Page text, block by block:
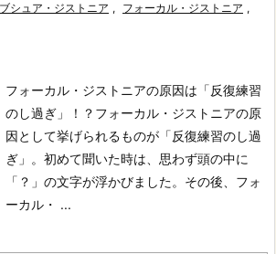
シュア・ジストニア , フォーカル・ジストニア ,
フォーカル・ジストニアの原因は「反復練習
のし過ぎ」！？ フォーカル・ジストニアの原
因として挙げられるものが「反復練習のし過
ぎ」。 初めて聞いた時は、思わず頭の中に
「？」の文字が浮かびました。 その後、フォ
ーカル・ ...